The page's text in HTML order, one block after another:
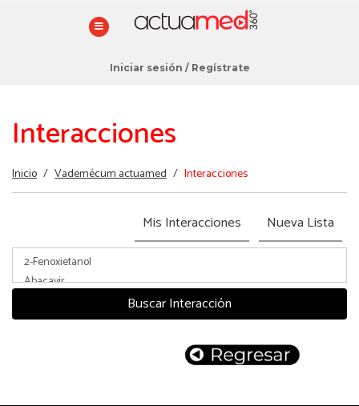
Iniciar sesión / Regístrate
Interacciones
Estás
aquí
Inicio / Vademécum actuamed / Interacciones
Mis Interacciones Nueva Lista
Buscar Interacción